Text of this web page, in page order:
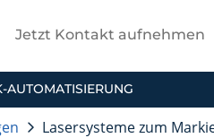
AUTOMATISIERUNG
Jetzt Kontakt aufnehmen
Lasersysteme zum